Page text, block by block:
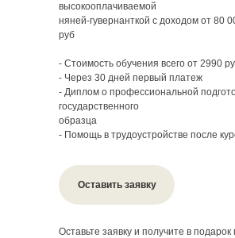
высокооплачиваемой
няней-гувернанткой с доходом от 80
руб
- Стоимость обучения всего от 2990
- Через 30 дней первый платеж
- Диплом о профессиональной
государственного
образца
- Помощь в трудоустройстве после
Оставить заявку
Оставьте заявку и получите в подарок